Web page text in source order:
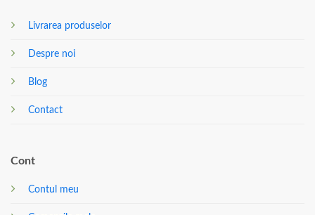
Livrarea produselor
Despre noi
Blog
Contact
Cont
Contul meu